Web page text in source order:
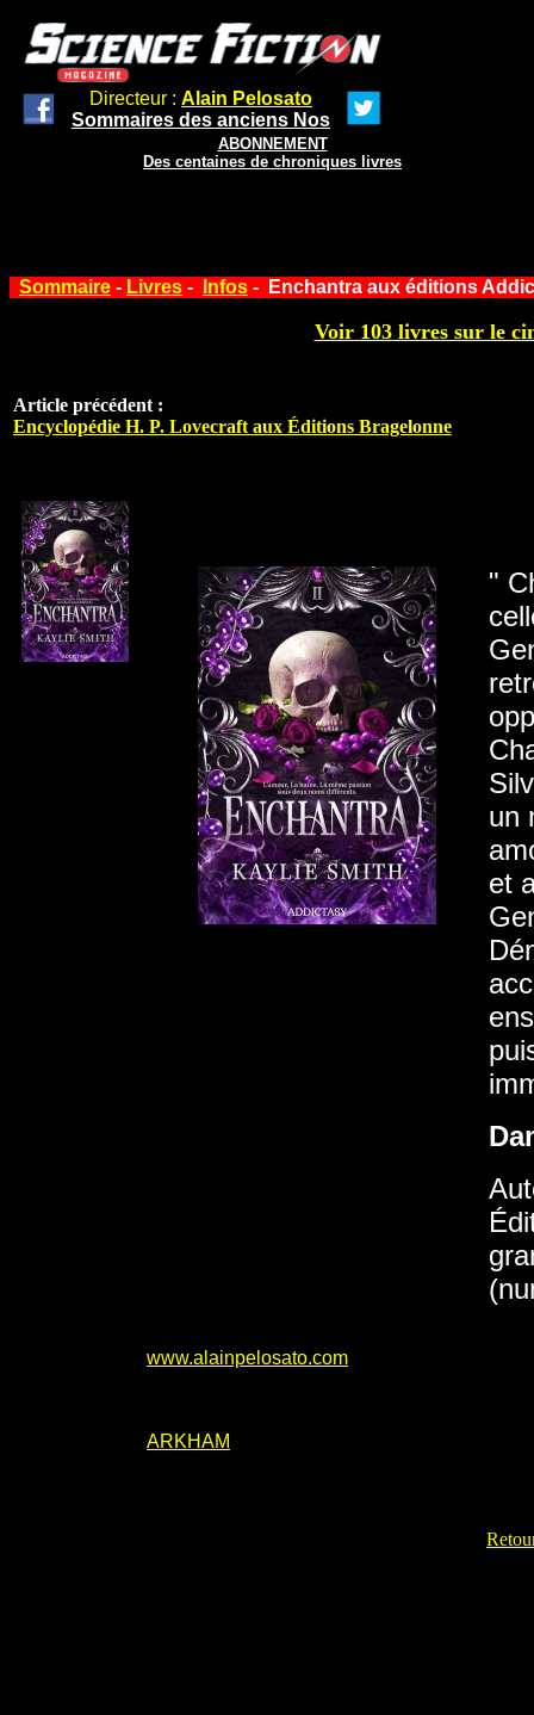
Directeur : Alain Pelosato
Sommaires des anciens Nos
ABONNEMENT
Des centaines de chroniques livres
Sommaire - Livres - Infos - Enchantra aux éditions
Voir 103 livres sur le
Article précédent :
Encyclopédie H. P. Lovecraft aux Éditions Bragelonne
"
un
et
www.alainpelosato.com
ARKHAM